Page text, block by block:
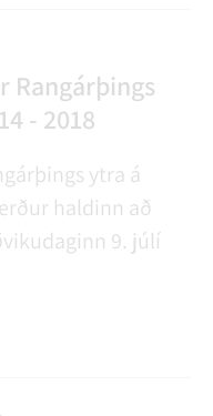
Rangárþings
- 2018
ytra á
haldinn að
9. júlí